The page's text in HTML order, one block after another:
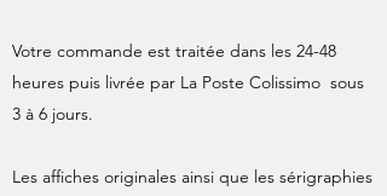
Votre commande est traitée dans les 24-48
heures puis livrée par La Poste Colissimo sous
3 à 6 jours.
Les affiches originales ainsi que les sérigraphies